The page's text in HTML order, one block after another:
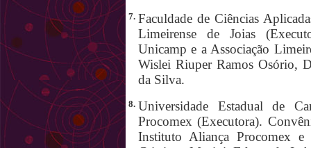
7. Faculdade de Ciências
Limeirense de Joias
Unicamp e a Associação
Wislei Riuper Ramos Osório,
da Silva.
8. Universidade Estadual de
Procomex (Executora).
Instituto Aliança Procomex e